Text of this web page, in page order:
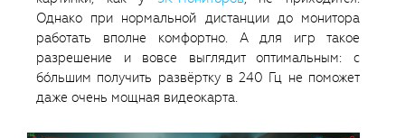
Однако при нормальной дистанции до монитора
работать вполне комфортно. А для игр такое
разрешение и вовсе выглядит оптимальным: с
бо́льшим получить развёртку в 240 Гц не поможет
даже очень мощная видеокарта.